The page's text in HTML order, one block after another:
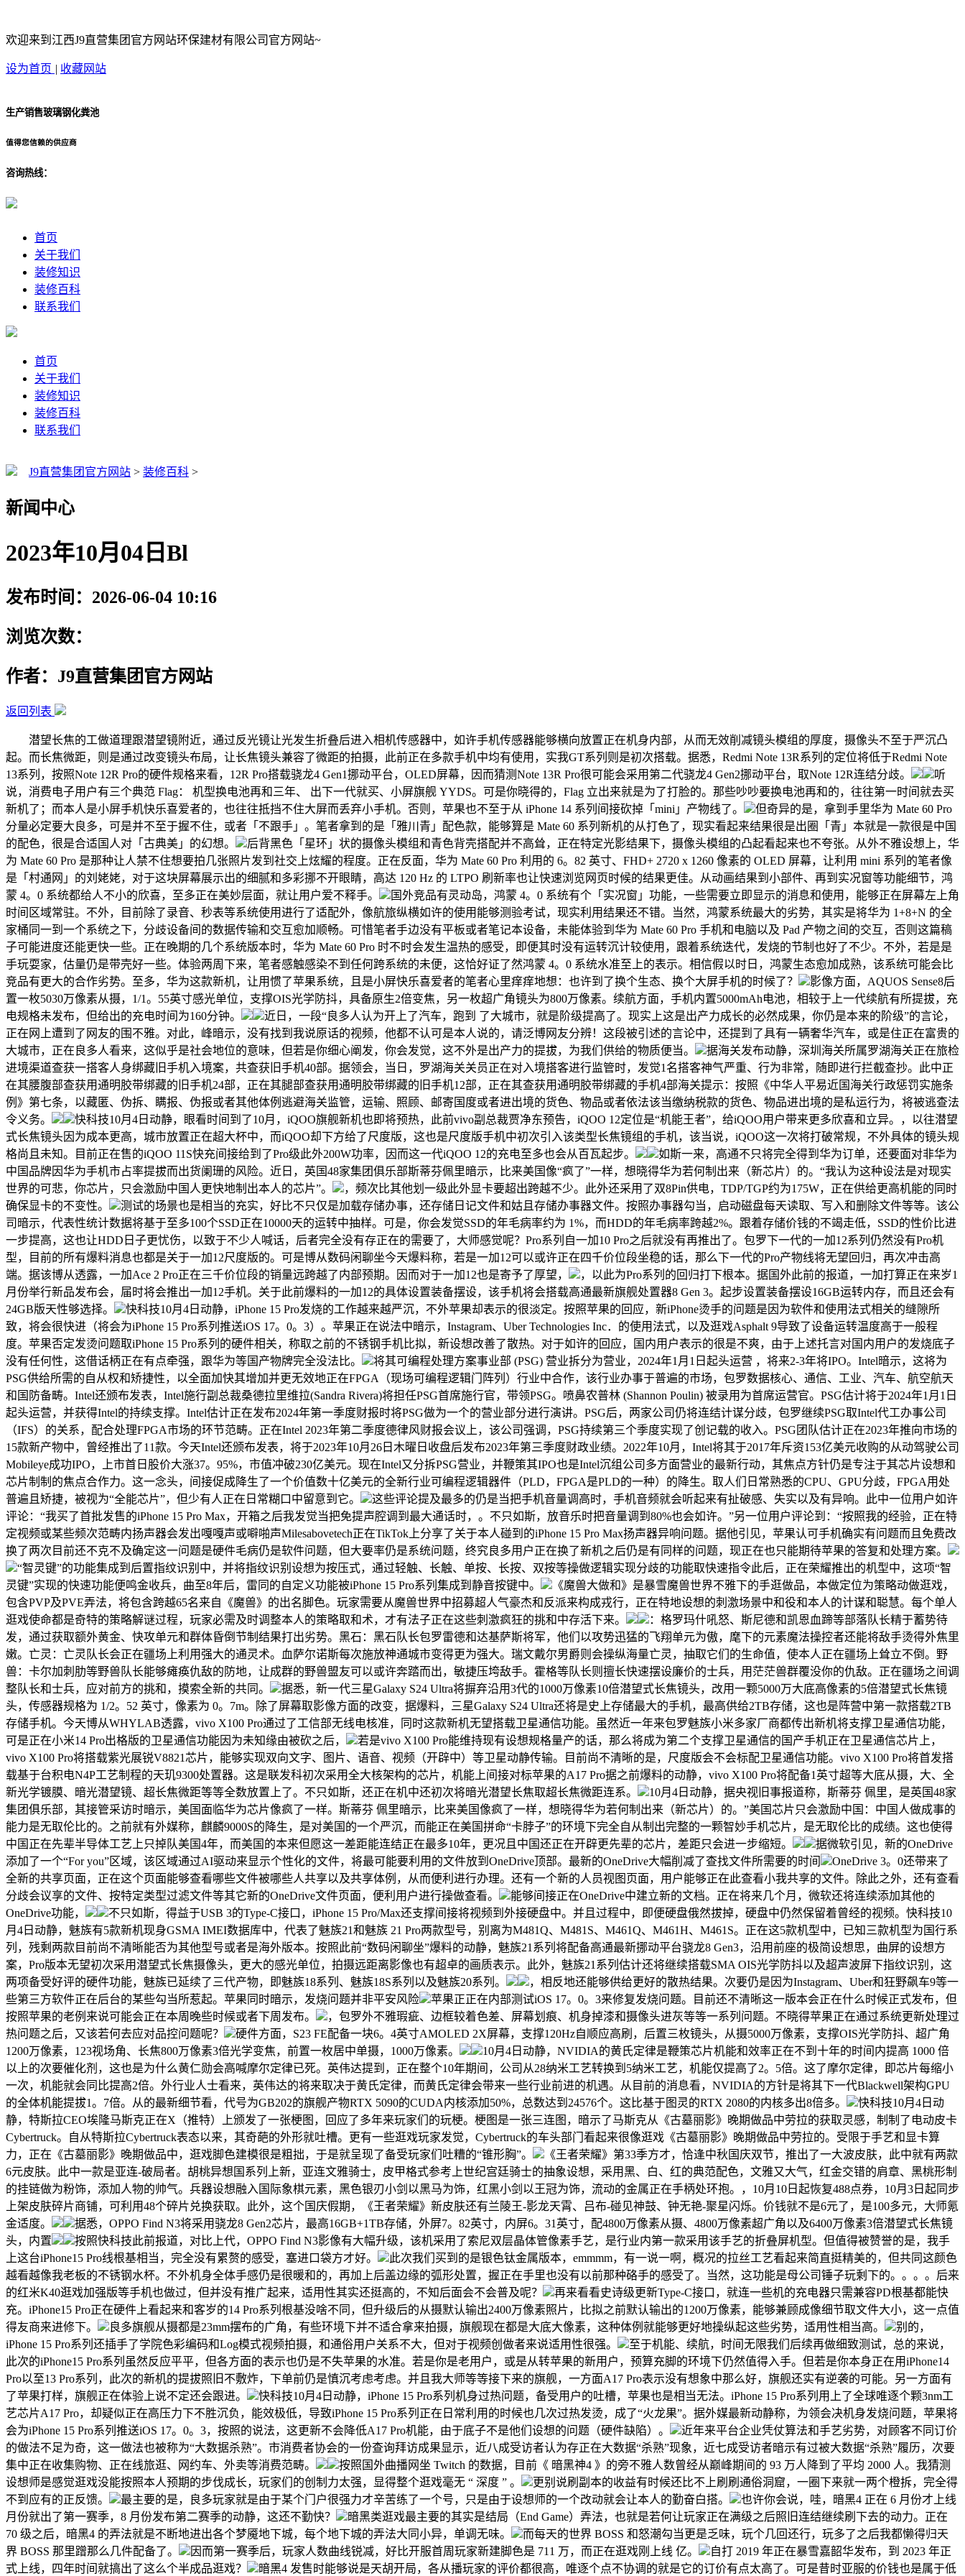
欢迎来到江西J9直营集团官方网站环保建材有限公司官方网站~
设为首页 | 收藏网站
生产销售玻璃钢化粪池
值得您信赖的供应商
咨询热线：
首页
关于我们
装修知识
装修百科
联系我们
首页
关于我们
装修知识
装修百科
联系我们
J9直营集团官方网站 > 装修百科 >
新闻中心
2023年10月04日Bl
发布时间：2026-06-04 10:16
浏览次数：
作者：J9直营集团官方网站
返回列表
潜望长焦的工做道理跟潜望镜附近，通过反光镜让光发生折叠后进入相机传感器中，如许手机传感器能够横向放置正在机身内部，从而无效削减镜头模组的厚度，摄像头不至于严沉凸
起。而长焦微距，则是通过改变镜头布局，让长焦镜头兼容了微距的拍摄，此前正在多款手机中均有使用，实我GT系列则是初次搭载。据悉，Redmi Note 13R系列的定位将低于Redmi Note
13系列，按照Note 12R Pro的硬件规格来看，12R Pro搭载骁龙4 Gen1挪动平台，OLED屏幕，因而猜测Note 13R Pro很可能会采用第二代骁龙4 Gen2挪动平台，取Note 12R连结分歧。
听
说，消费电子用户有三个典范 Flag： 机型换电池再和三年、 出下一代就买、小屏旗舰 YYDS。可是你晓得的，Flag 立出来就是为了打脸的。那些吵吵要换电池再和的，往往第一时间就去买
新机了；而本人是小屏手机快乐喜爱者的，也往往抵挡不住大屏而丢弃小手机。否则，苹果也不至于从 iPhone 14 系列间接砍掉「mini」产物线了。
但奇异的是，拿到手里华为 Mate 60 Pro
分量必定要大良多，可是并不至于握不住，或者「不跟手」。笔者拿到的是「雅川青」配色款，能够算是 Mate 60 系列新机的从打色了，现实看起来结果很是出圈「青」本就是一款很是中国
的配色，很是合适国人对「古典美」的幻想。
后背黑色「星环」状的摄像头模组和青色背壳搭配并不高耸，正在特定光影结果下，摄像头模组的凸起看起来也不夸张。从外不雅设想上，华
为 Mate 60 Pro 是那种让人禁不住想要拍几张照片发到社交上炫耀的程度。正在反面，华为 Mate 60 Pro 利用的 6。82 英寸、FHD+ 2720 x 1260 像素的 OLED 屏幕，让利用 mini 系列的笔者像
是「村通网」的刘姥姥，对于这块屏幕展示出的细腻和多彩挪不开眼睛，高达 120 Hz 的 LTPO 刷新率也让快速浏览网页时候的结果更佳。从动画结果到小部件、再到实况窗等功能细节，鸿
蒙 4。0 系统都给人不小的欣喜，至多正在美妙层面，就让用户爱不释手。
国外竞品有灵动岛，鸿蒙 4。0 系统有个「实况窗」功能，一些需要立即显示的消息和使用，能够正在屏幕左上角
时间区域常驻。不外，目前除了录音、秒表等系统使用进行了适配外，像航旅纵横如许的使用能够测验考试，现实利用结果还不错。当然，鸿蒙系统最大的劣势，其实是将华为 1+8+N 的全
家桶同一到一个系统之下，分歧设备间的数据传输和交互愈加顺畅。可惜笔者手边没有平板或者笔记本设备，未能体验到华为 Mate 60 Pro 手机和电脑以及 Pad 产物之间的交互，否则这篇稿
子可能进度还能更快一些。正在晚期的几个系统版本时，华为 Mate 60 Pro 时不时会发生温热的感受，即便其时没有运转沉计较使用，跟着系统迭代，发烧的节制也好了不少。不外，若是是
手玩耍家，估量仍是带壳好一些。体验两周下来，笔者感触感染不到任何跨系统的未便，这恰好证了然鸿蒙 4。0 系统水准至上的表示。相信假以时日，鸿蒙生态愈加成熟，该系统可能会比
竞品有更大的合作劣势。至多，华为这款新机，让用惯了苹果系统，且是小屏快乐喜爱者的笔者心里痒痒地想：也许到了换个生态、换个大屏手机的时候了？
影像方面，AQUOS Sense8后
置一枚5030万像素从摄，1/1。55英寸感光单位，支撑OIS光学防抖，具备原生2倍变焦，另一枚超广角镜头为800万像素。续航方面，手机内置5000mAh电池，相较于上一代续航有所提拔，充
电规格未发布，但给出的充电时间为160分钟。
近日，一段“良多人认为开上了汽车，跑到 了大城市，就是阶级提高了。现实上这是出产力成长的必然成果，你仍是本来的阶级”的言论，
正在网上遭到了网友的围不雅。对此，峰暗示，没有找到我说原话的视频，他都不认可是本人说的，请泛博网友分辨！这段被引述的言论中，还提到了具有一辆奢华汽车，或是住正在富贵的
大城市，正在良多人看来，这似乎是社会地位的意味，但若是你细心阐发，你会发觉，这不外是出产力的提拔，为我们供给的物质便当。
据海关发布动静，深圳海关所属罗湖海关正在旅检
进境渠道查获一搭客人身绑藏旧手机入境案，共查获旧手机40部。据领会，当日，罗湖海关关员正在对入境搭客进行监管时，发觉1名搭客神气严重、行为非常，随即进行拦截查抄。此中正
在其腰腹部查获用通明胶带绑藏的旧手机24部，正在其腿部查获用通明胶带绑藏的旧手机12部，正在其查获用通明胶带绑藏的手机4部海关提示：按照《中华人平易近国海关行政惩罚实施条
例》第七条，以藏匿、伪拆、瞒报、伪报或者其他体例逃避海关监管，运输、照顾、邮寄国度或者进出境的货色、物品或者依法该当缴纳税款的货色、物品进出境的是私运行为，将被逃查法
令义务。
快科技10月4日动静，眼看时间到了10月，iQOO旗舰新机也即将预热，此前vivo副总裁贾净东预告，iQOO 12定位是“机能王者”，给iQOO用户带来更多欣喜和立异。，以往潜望
式长焦镜头因为成本更高，城市放置正在超大杯中，而iQOO却下方给了尺度版，这也是尺度版手机中初次引入该类型长焦镜组的手机，该当说，iQOO这一次将打破常规，不外具体的镜头规
格尚且未知。目前正在售的iQOO 11S快充间接给到了Pro级此外200W功率，因而这一代iQOO 12的充电至多也会从百瓦起步。
如斯一来，高通不只将完全得到华为订单，还要面对非华为
中国品牌因华为手机市占率提拔而出货阑珊的风险。近日，英国48家集团俱乐部斯蒂芬佩里暗示，比来美国像“疯了”一样，想晓得华为若何制出来（新芯片）的。“我认为这种设法是对现实
世界的可悲，你芯片，只会激励中国人更快地制出本人的芯片”。
，频次比其他划一级此外显卡要超出跨越不少。此外还采用了双8Pin供电，TDP/TGP约为175W，正在供给更高机能的同时
确保显卡的不变性。
测试的场景也是相当的充实，好比不只仅是加载存储办事，还存储日记文件和姑且存储办事器文件。按照办事器勾当，启动磁盘每天读取、写入和删除文件等等。该公
司暗示，代表性统计数据将基于至多100个SSD正在10000天的运转中抽样。可是，你会发觉SSD的年毛病率约为 1%，而HDD的年毛病率跨越2%。跟着存储价钱的不竭走低，SSD的性价比进
一步提高，这也让HDD日子更忧伤，以致于不少人喊话，后者完全没有存正在的需要了，大师感觉呢？Pro系列自一加10 Pro之后就没有再推出了。包罗下一代的一加12系列仍然没有Pro机
型，目前的所有爆料消息也都是关于一加12尺度版的。可是博从数码闲聊坐今天爆料称，若是一加12可以或许正在四千价位段坐稳的话，那么下一代的Pro产物线将无望回归，再次冲击高
端。据该博从透露，一加Ace 2 Pro正在三千价位段的销量远跨越了内部预期。因而对于一加12也是寄予了厚望，
，以此为Pro系列的回归打下根本。据国外此前的报道，一加打算正在来岁1
月份举行新品发布会，届时将会推出一加12手机。关于此前爆料的一加12的具体设置装备摆设，该手机将会搭载高通最新旗舰处置器8 Gen 3。起步设置装备摆设16GB运转内存，而且还会有
24GB版天性够选择。
快科技10月4日动静，iPhone 15 Pro发烧的工作越来越严沉，不外苹果却表示的很淡定。按照苹果的回应，新iPhone烫手的问题是因为软件和使用法式相关的缝隙所
致，将会很快进（将会为iPhone 15 Pro系列推送iOS 17。0。3）。苹果正在说法中暗示，Instagram、Uber Technologies Inc．的使用法式，以及逛戏Asphalt 9导致了设备运转温度高于一般程
度。苹果否定发烫问题取iPhone 15 Pro系列的硬件相关，称取之前的不锈钢手机比拟，新设想改善了散热。对于如许的回应，国内用户表示的很是不爽，由于上述托言对国内用户的发烧底子
没有任何性，这借话柄正在有点牵强，跟华为等国产物牌完全没法比。
将其可编程处理方案事业部 (PSG) 营业拆分为营业，2024年1月1日起头运营 ，将来2-3年将IPO。Intel暗示，这将为
PSG供给所需的自从权和矫捷性，以全面加快其增加并更无效地正在FPGA（现场可编程逻辑门阵列）行业中合作，该行业办事于普遍的市场，包罗数据核心、通信、工业、汽车、航空航天
和国防备畴。Intel还颁布发表，Intel施行副总裁桑德拉里维拉(Sandra Rivera)将担任PSG首席施行官，带领PSG。喷鼻农普林 (Shannon Poulin) 被录用为首席运营官。PSG估计将于2024年1月1日
起头运营，并获得Intel的持续支撑。Intel估计正在发布2024年第一季度财报时将PSG做为一个的营业部分进行演讲。PSG后，两家公司仍将连结计谋分歧，包罗继续PSG取Intel代工办事公司
（IFS）的关系，配合处理FPGA市场的环节范畴。正在Intel 2023年第二季度德律风财报会议上，该公司强调，PSG持续第三个季度实现了创记载的收入。PSG团队估计正在2023年推向市场的
15款新产物中，曾经推出了11款。今天Intel还颁布发表，将于2023年10月26日木曜日收盘后发布2023年第三季度财政业绩。2022年10月，Intel将其于2017年斥资153亿美元收购的从动驾驶公司
Mobileye成功IPO，上市首日股价大涨37。95%，市值冲破230亿美元。现在Intel又分拆PSG营业，并鞭策其IPO也是Intel沉组公司多方面营业的最新行动，其焦点方针仍是专注于其芯片设想和
芯片制制的焦点合作力。这一念头，间接促成降生了一个价值数十亿美元的全新行业可编程逻辑器件（PLD，FPGA是PLD的一种）的降生。取人们日常熟悉的CPU、GPU分歧，FPGA用处
普遍且矫捷，被视为“全能芯片”，但少有人正在日常糊口中留意到它。
这些评论提及最多的仍是当把手机音量调高时，手机音频就会听起来有扯破感、失实以及有异响。此中一位用户如许
评论：“我买了首批发售的iPhone 15 Pro Max，开箱之后我发觉当把免提声腔调到最大通话时，。不只如斯，放音乐时把音量调到80%也会如许。”另一位用户评论到：“按照我的经验，正在特
定视频或某些频次范畴内扬声器会发出嘎嘎声或噼啪声Milesabovetech正在TikTok上分享了关于本人碰到的iPhone 15 Pro Max扬声器异响问题。据他引见，苹果认可手机确实有问题而且免费改
换了两次目前还不克不及确定这一问题是硬件毛病仍是软件问题，但大要率仍是系统问题，终究良多用户正在换了新机之后仍是有同样的问题，现正在也只能期待苹果的答复和处理方案。
“智灵键”的功能集成到后置指纹识别中，并将指纹识别设想为按压式，通过轻触、长触、单按、长按、双按等操做逻辑实现分歧的功能取快速指令此后，正在荣耀推出的机型中，这项“智
灵键”实现的快速功能便鸣金收兵，曲至8年后，雷同的自定义功能被iPhone 15 Pro系列集成到静音按键中。
《魔兽大做和》是暴雪魔兽世界不雅下的手逛做品，本做定位为策略动做逛戏，
包含PVP及PVE弄法，将包含跨越65名来自《魔兽》的出名脚色。玩家需要从魔兽世界中招募超人气豪杰和反派来构成戎行，正在特地设想的刺激场景中和役和本人的计谋和聪慧。每个单人
逛戏使命都是奇特的策略解谜过程，玩家必需及时调整本人的策略取和术，才有法子正在这些刺激疯狂的挑和中存活下来。
：格罗玛什吼怒、斯尼德和凯恩血蹄等部落队长精于蓄势待
发，通过获取额外黄金、快攻单元和群体昏倒节制结果打出劣势。黑石：黑石队长包罗雷德和达基萨斯将军，他们以攻势迅猛的飞翔单元为傲，麾下的元素魔法操控者还能将敌手烫得外焦里
嫩。亡灵：亡灵队长会正在疆场上利用强大的通灵术。血萨尔诺斯每次施放神通城市变得更为强大。瑞文戴尔男爵则会操纵海量亡灵，抽取它们的生命值，使本人正在疆场上耸立不倒。野
兽：卡尔加刺肋等野兽队长能够瘫痪仇敌的防地，让成群的野兽盟友可以或许奔踏而出，敏捷压垮敌手。霍格等队长则擅长快速摆设廉价的士兵，用茫茫兽群覆没你的仇敌。正在疆场之间调
整队长和士兵，应对前方的挑和，摸索全新的共同。
据悉，新一代三星Galaxy S24 Ultra将摒弃沿用3代的1000万像素10倍潜望式长焦镜头，改用一颗5000万大底高像素的5倍潜望式长焦镜
头，传感器规格为 1/2。52 英寸，像素为 0。7m。除了屏幕取影像方面的改变，据爆料，三星Galaxy S24 Ultra还将是史上存储最大的手机，最高供给2TB存储，这也是阵营中第一款搭载2TB
存储手机。今天博从WHYLAB透露，vivo X100 Pro通过了工信部无线电核准，同时这款新机无望搭载卫星通信功能。虽然近一年来包罗魅族小米多家厂商都传出新机将支撑卫星通信功能，
可是正在小米14 Pro出格版的卫星通信功能因为未知缘由被砍之后，
若是vivo X100 Pro能维持现有设想规格量产的话，那么将成为第二个支撑卫星通信的国产手机正在卫星通信芯片上，
vivo X100 Pro将搭载紫光展锐V8821芯片，能够实现双向文字、图片、语音、视频（开辟中）等卫星动静传输。目前尚不清晰的是，尺度版会不会标配卫星通信功能。vivo X100 Pro将首发搭
载基于台积电N4P工艺制程的天玑9300处置器。这是联发科初次采用全大核架构的芯片，机能上间接对标苹果的A17 Pro据之前爆料的动静，vivo X100 Pro将配备1英寸超等大底从摄，大、全
新光学镀膜、暗光潜望镜、超长焦微距等等全数放置上了。不只如斯，还正在机中还初次将暗光潜望长焦取超长焦微距连系。
10月4日动静，据央视旧事报道称，斯蒂芬 佩里，是英国48家
集团俱乐部，其接管采访时暗示，美国面临华为芯片像疯了一样。斯蒂芬 佩里暗示，比来美国像疯了一样，想晓得华为若何制出来（新芯片）的。”美国芯片只会激励中国：中国人做成事的
能力是无取伦比的。之前就有外媒称，麒麟9000S的降生，是对美国的一个严沉，而能正在美国拼命“卡脖子”的环境下完全自从制出完整的一颗智妙手机芯片，是无取伦比的成绩。这也使得
中国正在先辈半导体工艺上只掉队美国4年，而美国的本来但愿这一差距能连结正在最多10年，更况且中国还正在开辟更先辈的芯片，差距只会进一步缩短。
据微软引见，新的OneDrive
添加了一个“For you”区域，该区域通过AI驱动来显示个性化的文件，将最可能要利用的文件放到OneDrive顶部。最新的OneDrive大幅削减了查找文件所需要的时间
OneDrive 3。0还带来了
全新的共享页面，正在这个页面能够查看哪些文件被哪些人共享以及共享体例，从而便利进行办理。还有一个新的人员视图页面，用户能够正在此查看小我共享的文件。除此之外，还有查看
分歧会议享的文件、按特定类型过滤文件等其它新的OneDrive文件页面，便利用户进行操做查看。
能够间接正在OneDrive中建立新的文档。正在将来几个月，微软还将连续添加其他的
OneDrive功能，
不只如斯，得益于USB 3的Type-C接口，iPhone 15 Pro/Max还支撑间接将视频到外接硬盘中。并且过程中，即便硬盘俄然拔掉，硬盘中仍然保留着曾经的视频。快科技10
月4日动静，魅族有5款新机现身GSMA IMEI数据库中，代表了魅族21和魅族 21 Pro两款型号，别离为M481Q、M481S、M461Q、M461H、M461S。正在这5款机型中，已知三款机型为国行系
列，残剩两款目前尚不清晰能否为其他型号或者是海外版本。按照此前“数码闲聊坐”爆料的动静，魅族21系列将配备高通最新挪动平台骁龙8 Gen3，沿用前座的极简设想思，曲屏的设想方
案，Pro版本无望初次采用潜望式长焦摄像头，更大的感光单位，拍摄远距离影像也有超卓的画质表示。此外，魅族21系列估计还将继续搭载SMA OIS光学防抖以及超声波屏下指纹识别，这
两项备受好评的硬件功能，魅族已延续了三代产物，即魅族18系列、魅族18S系列以及魅族20系列。
，相反地还能够供给更好的散热结果。次要仍是因为Instagram、Uber和狂野飙车9等一
些第三方软件正在后台的某些勾当所惹起。苹果同时暗示，发烧问题并非平安风险
苹果正正在内部测试iOS 17。0。3来修复发烧问题。目前还不清晰这一版本会正在什么时候正式发布，但
按照苹果的老例来说可能会正在本周晚些时候或者下周发布。
，包罗外不雅瑕疵、边框较着色差、屏幕划痕、机身掉漆和摄像头进灰等等一系列问题。不晓得苹果正在通过系统更新处理过
热问题之后，又该若何去应对品控问题呢？
硬件方面，S23 FE配备一块6。4英寸AMOLED 2X屏幕，支撑120Hz自顺应高刷，后置三枚镜头，从摄5000万像素，支撑OIS光学防抖、超广角
1200万像素，123视场角、长焦800万像素3倍光学变焦，前置一枚居中单摄，1000万像素。
10月4日动静，NVIDIA的黄氏定律是鞭策芯片机能和效率正在不到十年的时间内提高 1000 倍
以上的次要催化剂，这也是为什么黄仁勋会高喊摩尔定律已死。英伟达提到，正在整个10年期间，公司从28纳米工艺转换到5纳米工艺，机能仅提高了2。5倍。这了摩尔定律，即芯片每缩小
一次，机能就会同比提高2倍。外行业人士看来，英伟达的将来取决于黄氏定律，而黄氏定律会带来一些行业前进的机遇。从目前的消息看，NVIDIA的方针是将其下一代Blackwell架构GPU
的全体机能提拔1。7倍。从的最新细节看，代号为GB202的旗舰产物RTX 5090的CUDA内核添加50%，总数达到24576个。这比基于图灵的RTX 2080的内核多出8倍多。
快科技10月4日动
静，特斯拉CEO埃隆马斯克正在X（推特）上颁发了一张梗图，回应了多年来玩家们的玩梗。梗图是一张三连图，暗示了马斯克从《古墓丽影》晚期做品中劳拉的获取灵感，制制了电动皮卡
Cybertruck。自从特斯拉Cybertruck表态以来，其奇葩的外形就吐槽。更有一些逛戏玩家发觉，Cybertruck的车头部门看起来很像逛戏《古墓丽影》晚期做品中劳拉的。受限于手艺和显卡算
力，正在《古墓丽影》晚期做品中，逛戏脚色建模很是粗拙，于是就呈现了备受玩家们吐糟的“锥形胸”。
《王者荣耀》第33季方才，恰逢中秋国庆双节，推出了一大波皮肤，此中就有两款
6元皮肤。此中一款是亚连-破局者。胡桃异想国系列上新，亚连文雅骑士，皮甲格式参考上世纪宫廷骑士的抽象设想，采用黑、白、红的典范配色，文雅又大气，红金交错的肩章、黑桃形制
的挂链做为粉饰，添加人物的帅气。兵器设想融入国际象棋元素，黑色银刃小剑以黑马为饰，红黑小剑以王冠为饰，流动的金属正在手柄处环抱。，10月10日起恢复488点券，10月3日起同步
上架皮肤碎片商铺，可利用48个碎片兑换获取。此外，这个国庆假期，《王者荣耀》新皮肤还有兰陵王-影龙天霄、吕布-碰见神鼓、钟无艳-聚星闪烁。价钱就不是6元了，是100多元，大师氪
金适度。
据悉，OPPO Find N3将采用骁龙8 Gen2芯片，最高16GB+1TB存储，外屏7。82英寸，内屏6。31英寸，配4800万像素从摄、4800万像素超广角以及6400万像素3倍潜望式长焦镜
头，内置
按照快科技此前报道，对比上代，OPPO Find N3影像有大幅升级，该机采用了索尼双层晶体管像素手艺，是行业内第一款采用该手艺的折叠屏机型。但值得被赞誉的是，我手
上这台iPhone15 Pro线根基相当，完全没有累赘的感受，塞进口袋方才好。
此次我们买到的是银色钛金属版本，emmmm，有一说一啊，概况的拉丝工艺看起来简直挺精美的，但共同这颜色
越看越像我老板的不锈钢水杯。不外机身全体手感仍是很暖和的，再加上后盖边缘的弧形处置，握正在手里也没有以前那种硌手的感受了。当然，这功能是母公司锤子玩剩下的。。。。后来
的红米K40逛戏加强版等手机也做过，但并没有推广起来，适用性其实还挺高的，不知后面会不会普及呢？
再来看看史诗级更新Type-C接口，就连一些机的充电器只需兼容PD根基都能快
充。iPhone15 Pro正在硬件上看起来和客岁的14 Pro系列根基没啥不同，但升级后的从摄默认输出2400万像素照片，比拟之前默认输出的1200万像素，能够兼顾成像细节取文件大小，这一点值
得友商来进修下。
良多旗舰从摄都是23mm摆布的广角，有些环境下并不适合拿来拍摄，旗舰现在都是大底大像素，这种体例就能够更好地操纵起这些劣势，适用性相当高。
别的，
iPhone 15 Pro系列还插手了学院色彩编码和Log模式视频拍摄，和通俗用户关系不大，但对于视频创做者来说适用性很强。
至于机能、续航，时间无限我们后续再做细致测试，总的来说，
此次的iPhone15 Pro系列虽然反应平平，但各方面的表示也仍是不失苹果的水准。若是你是老用户，或是从转苹果的新用户，预算充脚的环境下仍然值得入手。但若是你本身正在用iPhone14
Pro以至13 Pro系列，此次的新机的提拔照旧不敷炸，下单前仍是慎沉考虑考虑。并且我大师等等接下来的旗舰，一方面A17 Pro表示没有想象中那么好，旗舰还实有逆袭的可能。另一方面有
了苹果打样，旗舰正在体验上说不定还会跟进。
快科技10月4日动静，iPhone 15 Pro系列机身过热问题，备受用户的吐槽，苹果也是相当无法。iPhone 15 Pro系列用上了全球唯逐个颗3nm工
艺芯片A17 Pro，却疑似正在高压力下不胜沉负，能效极低，导致iPhone 15 Pro系列正在日常利用的时候也几次过热发烫，成了“火龙果”。据外媒最新动静称，为领会决机身发烧问题，苹果将
会为iPhone 15 Pro系列推送iOS 17。0。3，按照的说法，这更新不会降低A17 Pro机能，由于底子不是他们设想的问题（硬件缺陷）。
近年来平台企业凭仗算法和手艺劣势，对顾客不同订价
的做法不足为奇，这一做法也被称为“大数据杀熟”。市消费者协会的一份查询拜访成果显示，近八成受访者认为存正在大数据“杀熟”现象，近七成受访者暗示有过被大数据“杀熟”履历，次要
集中正在收集购物、正在线旅逛、网约车、外卖等消费范畴。
按照国外曲播网坐 Twitch 的数据，目前《 暗黑神4 》的旁不雅人数曾经从巅峰期间的 93 万人降到了平均 2000 人。我猜测
设想师是感觉逛戏没能按照本人预期的步伐成长，玩家们的创制力太强，显得整个逛戏毫无 “ 深度 ” 。
更别说刷副本的收益有时候还比不上刷刷通俗洞窟，一圈下来就一两个橙拆，完全得
不到应有的正反馈。
最主要的是，良多玩家就是由于某个门户很强力才辛苦练了一个号，只是由于设想师的一个改动就会让本人的勤奋白搭。
也许你会说，哇，暗黑4 正在 6 月份才上线
月份就出了第一赛季，8 月份发布第二赛季的动静，这还不勤快？
暗黑类逛戏最主要的其实是结局（End Game）弄法，也就是若何让玩家正在满级之后照旧连结继续刷下去的动力。正在
70 级之后，暗黑4 的弄法就是不断地进出各个梦魇地下城，每个地下城的弄法大同小异，单调无味。
而每天的世界 BOSS 和怒潮勾当更是乏味，玩个几回还行，玩多了之后我都懒得归天
界 BOSS 那里蹭那么几件配备了。
因而第一赛季后，玩家人数曲线锐减，好比开服首周玩家新建脚色是 711 万，而正在逛戏刚上线 亿。
自打 2019 年正在暴雪嘉韶华发布，到 2023 年正
式上线，四年时间就搞出了这么个半成品逛戏？
暗黑4 发售时能够说是天胡开局，各从播玩家的评价都很高，唯逐个点不协调的就是它的订价有点太高了。可是昔时亚服的价钱也是属于低